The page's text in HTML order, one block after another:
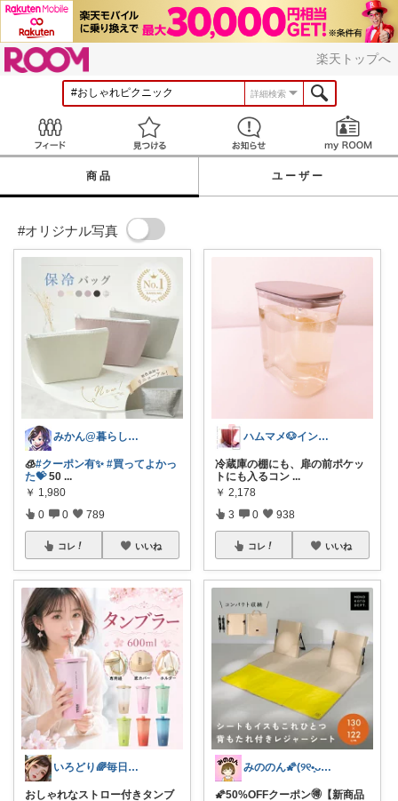
楽天トップへ
詳細検索
見つける お知らせ
商品 ユーザー
#オリジナル写真
みかん@暮らしのもの／暑さ対策に全力⛱️
🧊#クーポン有✨ #買ってよかっ
た💝50 ...
￥ 1,980
0 0 789
コレ いいね
いろどり🌈毎日カラフル✨🌈
おしゃれなストロー付きタンブ
ハムマメ🐶インテリア・キッチン🌸
冷蔵庫の棚にも、扉の前ポケッ
トにも入るコン ...
￥ 2,178
3 0 938
コレ いいね
みののん🌠(୨୧•͈ᴗ•͈)感謝♡
🌠50%OFFクーポン🉐【新商品